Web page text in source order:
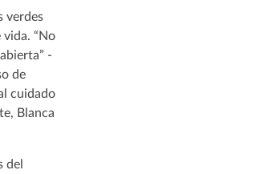
verdes
vida. “No
-
de
cuidado
Blanca
del